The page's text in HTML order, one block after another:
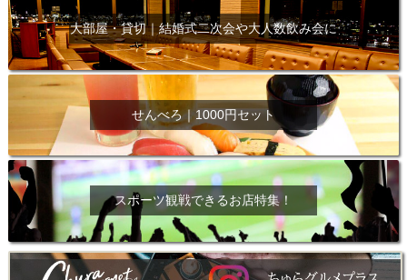
大部屋・貸切｜結婚式二次会や大人数飲み会に
せんべろ｜1000円セット
スポーツ観戦できるお店特集！